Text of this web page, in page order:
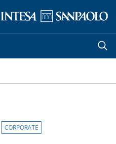
CORPORATE